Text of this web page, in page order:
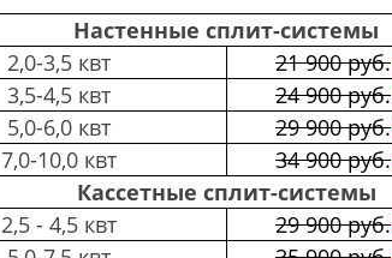
Настенные сплит-системы
2,0-3,5 квт
21 900 руб.
3,5-4,5 квт
24 900 руб.
5,0-6,0 квт
29 900 руб.
7,0-10,0 квт
34 900 руб.
Кассетные сплит-системы
2,5 - 4,5 квт
29 900 руб.